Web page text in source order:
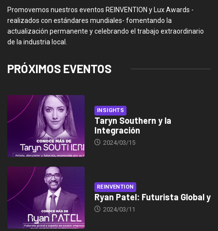
Promovemos nuestros eventos REINVENTION y Lux Awards -
realizados con estándares mundiales- fomentando la
actualización permanente y celebrando el trabajo extraordinario
de la industria local.
PRÓXIMOS EVENTOS
INSIGHTS
Taryn Southern y la
Integración
2024/03/15
REINVENTION
Ryan Patel: Futurista Global y
2024/03/11